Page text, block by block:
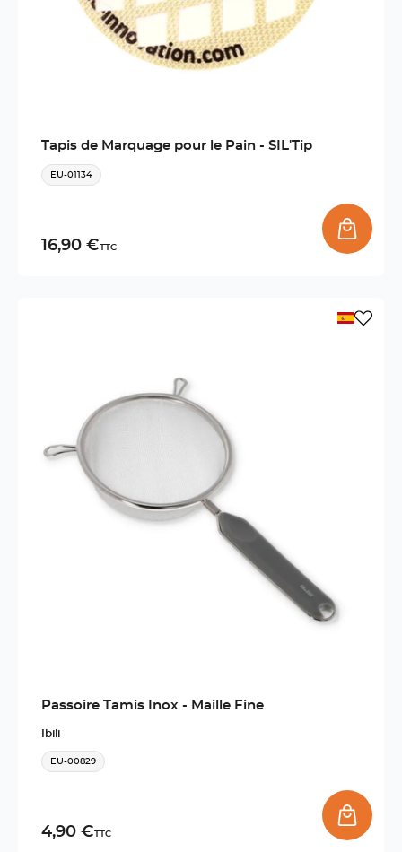
Tapis de Marquage pour le Pain - SIL'Tip
EU-01134
16,90 €TTC
Passoire Tamis Inox - Maille Fine
Ibili
EU-00829
4,90 €TTC